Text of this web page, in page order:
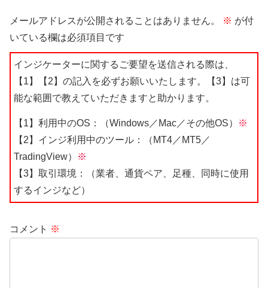
メールアドレスが公開されることはありません。 ※ が付
いている欄は必須項目です
インジケーターに関するご要望を送信される際は、
【1】【2】の記入を必ずお願いいたします。【3】は可
能な範囲で教えていただきますと助かります。
【1】利用中のOS：（Windows／Mac／その他OS）
※
【2】インジ利用中のツール：（MT4／MT5／
TradingView）
※
【3】取引環境：（業者、通貨ペア、足種、同時に使用
するインジなど）
コメント ※